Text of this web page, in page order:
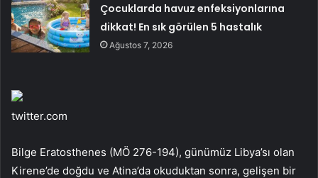
Çocuklarda havuz enfeksiyonlarına
dikkat! En sık görülen 5 hastalık
Ağustos 7, 2026
twitter.com
Bilge Eratosthenes (MÖ 276-194), günümüz Libya’sı olan
Kirene’de doğdu ve Atina’da okuduktan sonra, gelişen bir